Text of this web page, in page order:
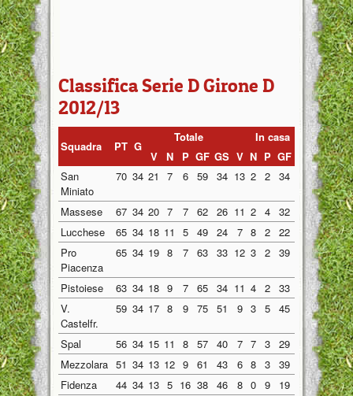
Classifica Serie D Girone D
2012/13
Squadra PT G
Totale In casa
V
N P GF GS V N P GF GS V N P
San
Miniato
70 34 21 7 6 59 34 13 2 2 34 8 5 4
Massese 67 34 20 7 7 62 26 11 2 4 32 13 9 5 3
Lucchese
65 34 18 11 5 49 24 7 8 2 22 11 11 3 3
Pro
Piacenza
65 34 19 8 7 63 33 12 3 2 39 7 5 5
Pistoiese 63 34 18 9 7 65 34 11 4 2 33 14 7 5 5
V.
Castelfr.
59 34 17 8 9 75 51 9 3 5 45 28 8 5 4
Spal 56 34 15 11 8 57 40 7 7 3 29 8 4 5
Mezzolara 51 34 13 12 9 61 43 6 8 3 39 21 7 4 6
Fidenza
44 34 13 5 16 38 46 8 0 9 19 20 5 5 7